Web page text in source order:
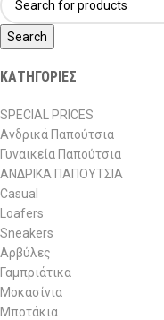
ΚΑΤΗΓΟΡΙΕΣ
SPECIAL PRICES
Ανδρικά Παπούτσια
Γυναικεία Παπούτσια
ΑΝΔΡΙΚΑ ΠΑΠΟΥΤΣΙΑ
Casual
Loafers
Sneakers
Αρβύλες
Γαμπριάτικα
Μοκασίνια
Μποτάκια
Search